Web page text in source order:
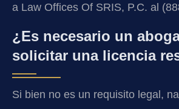
a Law Offices Of SRIS, P.C. al
¿Es necesario un
solicitar una licencia
Si bien no es un requisito legal,